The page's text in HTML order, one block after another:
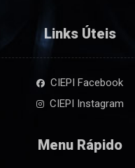
Links Úteis
CIEPI Facebook
CIEPI Instagram
Menu Rápido